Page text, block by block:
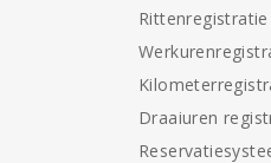
Rittenregistratie
Draaiuren